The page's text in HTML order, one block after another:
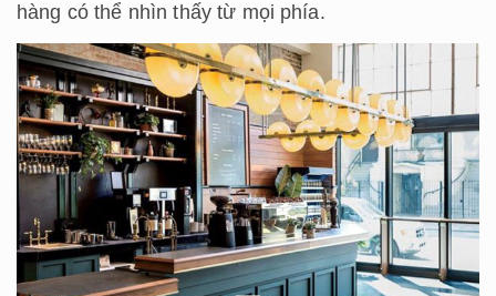
hàng có thể nhìn thấy từ mọi phía.